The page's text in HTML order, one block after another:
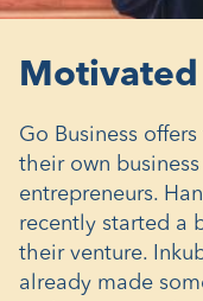
Motivated
Go Business
their own
entrepreneurs.
recently started a
their venture.
already made